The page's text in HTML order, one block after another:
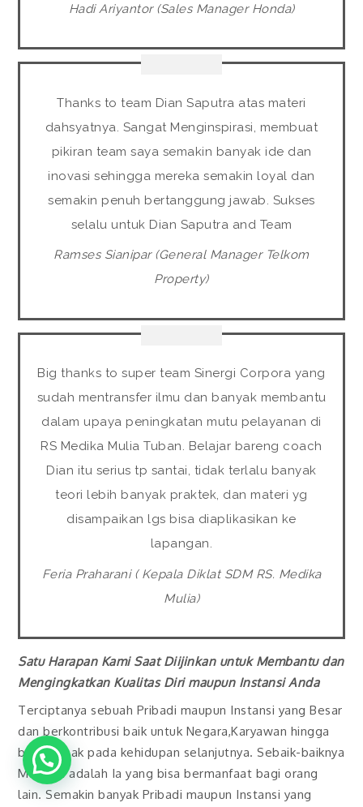
Hadi Ariyantor (Sales Manager Honda)
Thanks to team Dian Saputra atas materi
dahsyatnya. Sangat Menginspirasi, membuat
pikiran team saya semakin banyak ide dan
inovasi sehingga mereka semakin loyal dan
semakin penuh bertanggung jawab. Sukses
selalu untuk Dian Saputra and Team
Ramses Sianipar (General Manager Telkom
Property)
Big thanks to super team Sinergi Corpora yang
sudah mentransfer ilmu dan banyak membantu
dalam upaya peningkatan mutu pelayanan di
RS Medika Mulia Tuban. Belajar bareng coach
Dian itu serius tp santai, tidak terlalu banyak
teori lebih banyak praktek, dan materi yg
disampaikan lgs bisa diaplikasikan ke
lapangan.
Feria Praharani ( Kepala Diklat SDM RS. Medika
Mulia)
Satu Harapan Kami Saat Diijinkan untuk Membantu dan
Mengingkatkan Kualitas Diri maupun Instansi Anda
Terciptanya sebuah Pribadi maupun Instansi yang Besar
dan berkontribusi baik untuk Negara,Karyawan hingga
berdampak pada kehidupan selanjutnya. Sebaik-baiknya
Manusia adalah Ia yang bisa bermanfaat bagi orang
lain. Semakin banyak Pribadi maupun Instansi yang